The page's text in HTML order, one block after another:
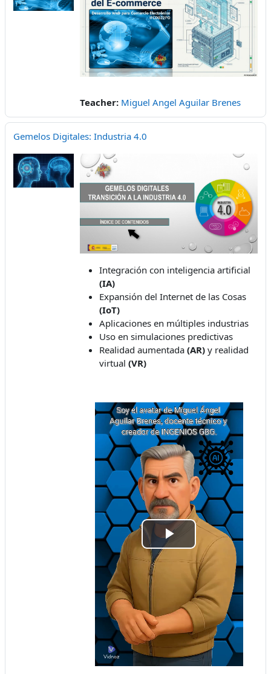
Teacher: Miguel Angel Aguilar Brenes
Gemelos Digitales: Industria 4.0
Integración con inteligencia artificial
(IA)
Expansión del Internet de las Cosas
(IoT)
Aplicaciones en múltiples industrias
Uso en simulaciones predictivas
Realidad aumentada (AR) y realidad
virtual (VR)
Play
Video